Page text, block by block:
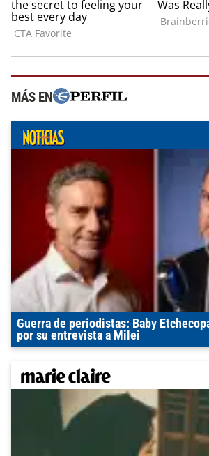
MÁS EN
Guerra de periodistas: Baby
por su entrevista a Milei